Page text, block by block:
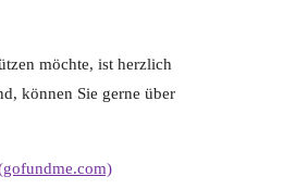
möchte, ist herzlich
können Sie gerne über